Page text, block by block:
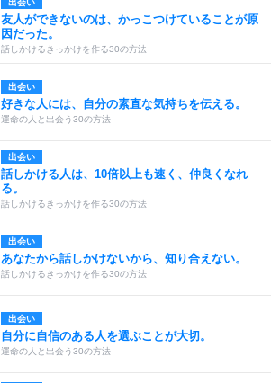
出会い
友人ができないのは、かっこつけていることが原
因だった。
話しかけるきっかけを作る30の方法
出会い
好きな人には、自分の素直な気持ちを伝える。
運命の人と出会う30の方法
出会い
話しかける人は、10倍以上も速く、仲良くなれ
る。
話しかけるきっかけを作る30の方法
出会い
あなたから話しかけないから、知り合えない。
話しかけるきっかけを作る30の方法
出会い
自分に自信のある人を選ぶことが大切。
運命の人と出会う30の方法